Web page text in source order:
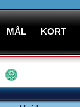
MÅL KORT